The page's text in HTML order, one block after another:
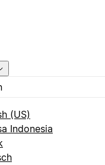
(US)
Indonesia